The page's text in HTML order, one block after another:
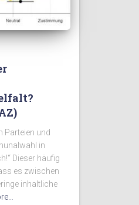
Parteien und
in
Dieser häufig
es zwischen
inhaltliche